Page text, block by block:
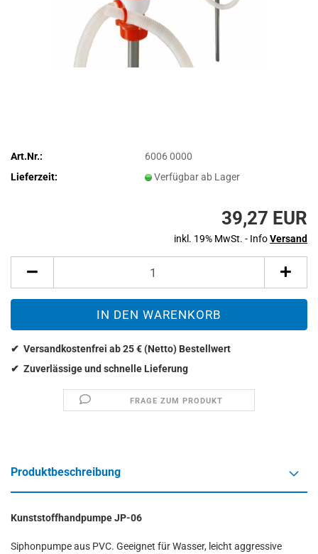
Art.Nr.:
6006 0000
Lieferzeit:
Verfügbar ab Lager
39,27 EUR
inkl. 19% MwSt. - InfoVersand
FRAGE ZUM PRODUKT
Produktbeschreibung
Kunststoffhandpumpe JP-06
Siphonpumpe aus PVC. Geeignet für Wasser, leicht aggressive